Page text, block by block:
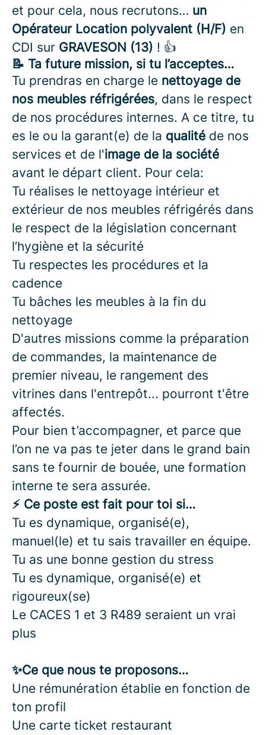
et pour cela, nous recrutons… un
Opérateur Location polyvalent (H/F) en
CDI sur GRAVESON (13) ! 👍
📝 Ta future mission, si tu l’acceptes…
Tu prendras en charge le nettoyage de
nos meubles réfrigérées, dans le respect
de nos procédures internes. A ce titre, tu
es le ou la garant(e) de la qualité de nos
services et de l'image de la société
avant le départ client. Pour cela:
Tu réalises le nettoyage intérieur et
extérieur de nos meubles réfrigérés dans
le respect de la législation concernant
l’hygiène et la sécurité
Tu respectes les procédures et la
cadence
Tu bâches les meubles à la fin du
nettoyage
D'autres missions comme la préparation
de commandes, la maintenance de
premier niveau, le rangement des
vitrines dans l'entrepôt... pourront t'être
affectés.
Pour bien t’accompagner, et parce que
l’on ne va pas te jeter dans le grand bain
sans te fournir de bouée, une formation
interne te sera assurée.
⚡ Ce poste est fait pour toi si…
Tu es dynamique, organisé(e),
manuel(le) et tu sais travailler en équipe.
Tu as une bonne gestion du stress
Tu es dynamique, organisé(e) et
rigoureux(se)
Le CACES 1 et 3 R489 seraient un vrai
plus
✨Ce que nous te proposons…
Une rémunération établie en fonction de
ton profil
Une carte ticket restaurant